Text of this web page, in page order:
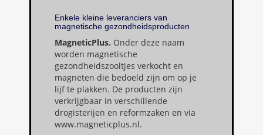
Enkele kleine leveranciers van
magnetische gezondheidsproducten
MagneticPlus. Onder deze naam
worden magnetische
gezondheidszooltjes verkocht en
magneten die bedoeld zijn om op je
lijf te plakken. De producten zijn
verkrijgbaar in verschillende
drogisterijen en reformzaken en via
www.magneticplus.nl.